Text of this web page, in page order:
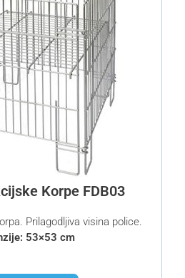
Korpe FDB03
Prilagodljiva visina police.
53×53 cm